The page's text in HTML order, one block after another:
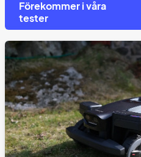
Förekommer i våra
tester